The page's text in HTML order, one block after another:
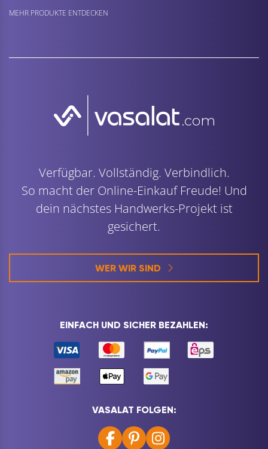
MEHR PRODUKTE ENTDECKEN
Verfügbar. Vollständig. Verbindlich.
So macht der Online-Einkauf Freude! Und
dein nächstes Handwerks-Projekt ist
gesichert.
WER WIR SIND
EINFACH UND SICHER BEZAHLEN:
VASALAT FOLGEN: